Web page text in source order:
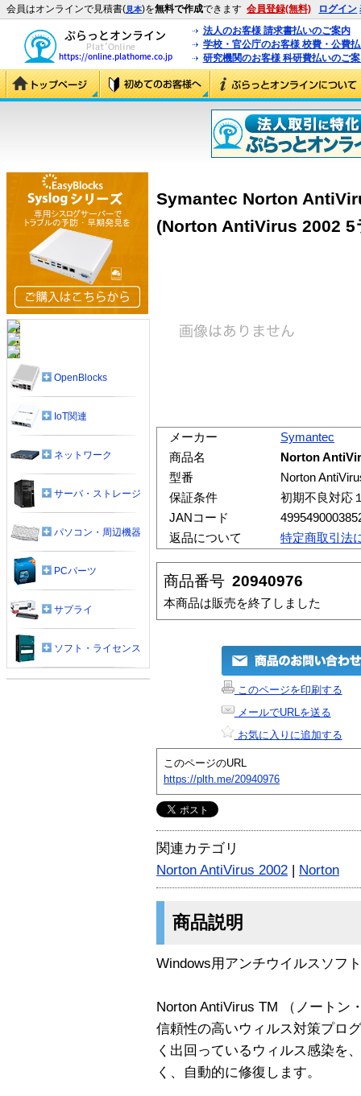
会員はオンラインで見積書(見本)を無料で作成できます 会員登録(無料) ログイン
法人のお客様 請求書払いのご案内
学校・官公庁のお客様 校費・公費
研究機関のお客様 科研費払いのご
Symantec Norton
(Norton AntiVirus 2002 5
メーカー
Symantec
商品名
Norton
型番
Norton
保証条件
初期不良対応
JANコード
返品について
特定商取引法
商品番号 20940976
本商品は販売を終了しました
このページを印刷する
メールでURLを送る
お気に入りに追加する
このページのURL
https://plth.me/20940976
関連カテゴリ
Norton AntiVirus 2002 | Norton
商品説明
Windows用アンチウイルスソフ
Norton AntiVirus TM （ノートン
信頼性の高いウィルス対策プロ
く出回っているウィルス感染を
く、自動的に修復します。
OpenBlocks
IoT関連
ネットワーク
サーバ・ストレージ
パソコン・周辺機器
PCパーツ
サプライ
ソフト・ライセンス